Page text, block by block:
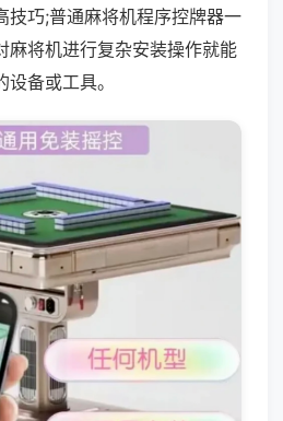
技巧;普通麻将机程序控牌器一
麻将机进行复杂安装操作就能
备或工具。